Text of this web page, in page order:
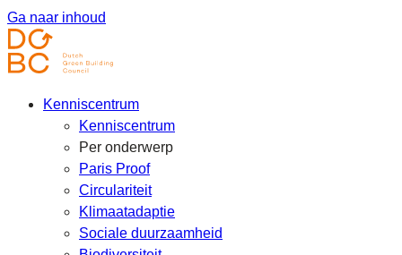
Ga naar inhoud
Kenniscentrum
Kenniscentrum
Per onderwerp
Paris Proof
Circulariteit
Klimaatadaptie
Sociale duurzaamheid